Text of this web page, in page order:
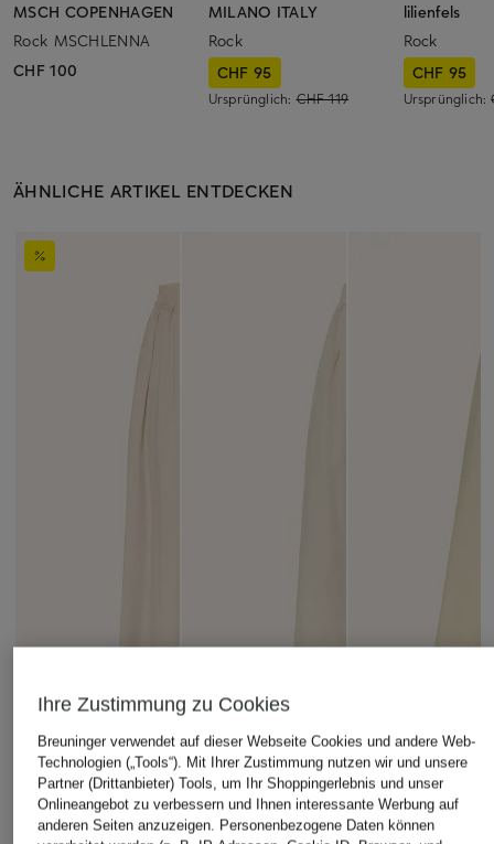
MSCH COPENHAGEN
Rock MSCHLENNA
CHF 100
MILANO ITALY
Rock
CHF 95
Ursprünglich:CHF 119
lilienfels
Rock
CHF 95
Ursprünglich:
ÄHNLICHE ARTIKEL ENTDECKEN
Ihre Zustimmung zu Cookies
Breuninger verwendet auf dieser Webseite Cookies und andere Web-
Technologien („Tools“). Mit Ihrer Zustimmung nutzen wir und unsere
Partner (Drittanbieter) Tools, um Ihr Shoppingerlebnis und unser
Onlineangebot zu verbessern und Ihnen interessante Werbung auf
anderen Seiten anzuzeigen. Personenbezogene Daten können